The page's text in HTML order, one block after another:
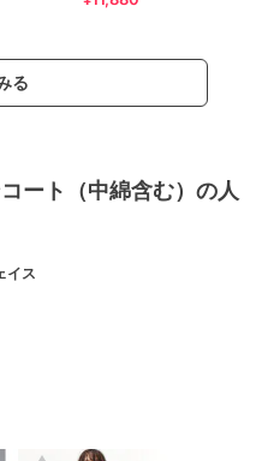
る
ート（中綿含む）の人
イス